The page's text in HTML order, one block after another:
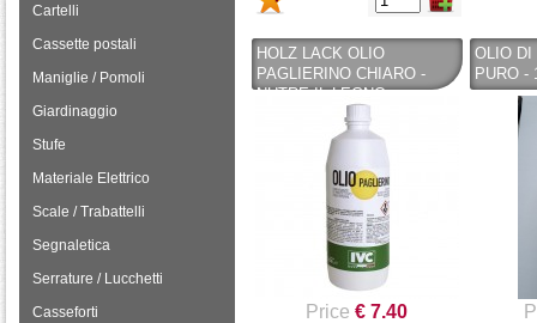
Cartelli
Cassette postali
Maniglie / Pomoli
Giardinaggio
Stufe
Materiale Elettrico
Scale / Trabattelli
Segnaletica
Serrature / Lucchetti
Casseforti
HOLZ LACK OLIO
PAGLIERINO CHIARO -
NUTRE IL LEGNO -
EFFETTO BRILLANTE - 1LT
Price € 7.40
OLIO DI
PURO -